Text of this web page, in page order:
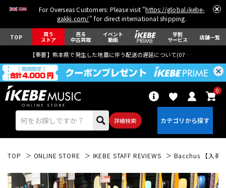
For Overseas Customers: Please visit "https://global.ikebe-
gakki.com/" for direct international shipping.
TOP 買う
ストア
売る
中古買取
イベント
動画
学割
サービス 店舗一覧
【重要】熊本県で発生した地震に伴う配送の遅延について(07月29日
詳細検索
0
TOP ONLINE STORE IKEBE STAFF REVIEWS Bacchus 【入荷